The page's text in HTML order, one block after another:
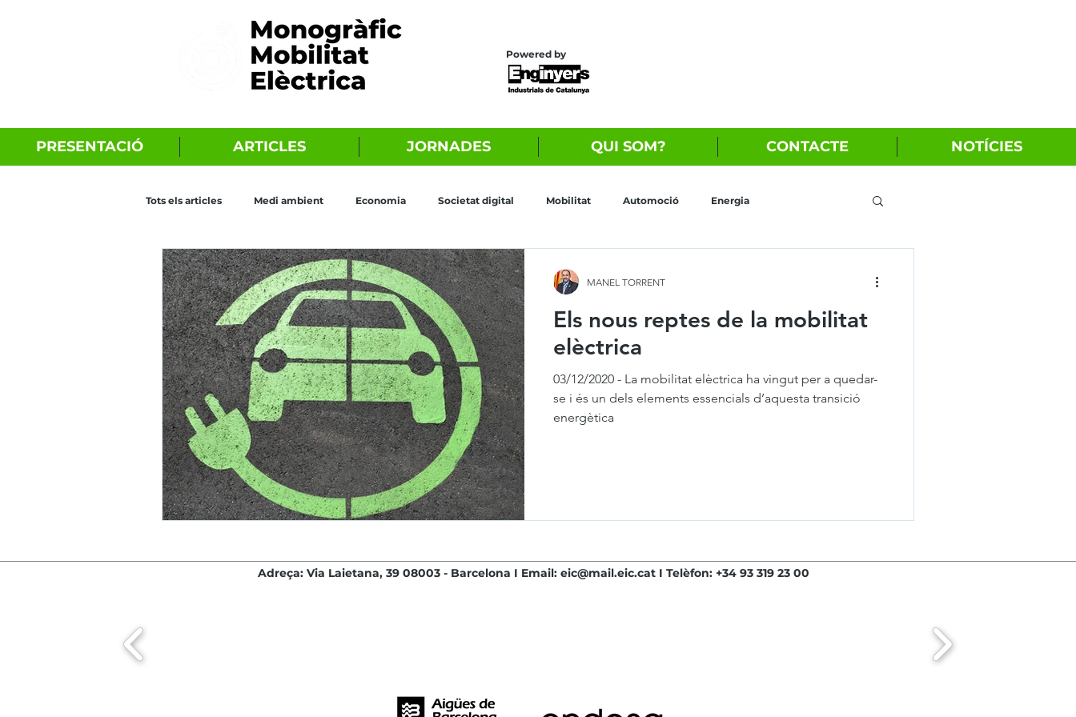
Powered by
PRESENTACIÓ ARTICLES JORNADES QUI SOM? CONTACTE NOTÍCIES
Tots els articles Medi ambient Economia Societat digital Mobilitat Automoció Energia
Els nous reptes de la mobilitat
elèctrica
03/12/2020 - La mobilitat elèctrica ha vingut per a quedar-
se i és un dels elements essencials d’aquesta transició
energètica
MANEL TORRENT
Adreça: Via Laietana, 39 08003 - Barcelona I Email: eic@mail.eic.catI Telèfon: +34 93 319 23 00